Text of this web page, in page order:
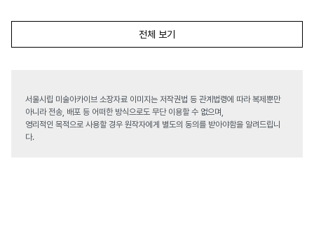
전체 보기
서울시립 미술아카이브 소장자료 이미지는 저작권법 등 관계법령에 따라 복제뿐만
아니라 전송, 배포 등 어떠한 방식으로도 무단 이용할 수 없으며,
영리적인 목적으로 사용할 경우 원작자에게 별도의 동의를 받아야함을 알려드립니
다.